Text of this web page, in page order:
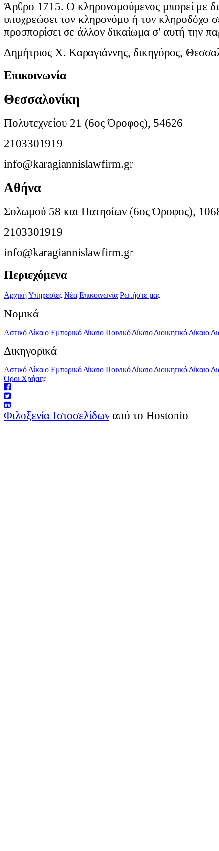
Άρθρο 1715. Ο κληρονομούμενος μπορεί με
υποχρεώσει τον κληρονόμο ή τον κληροδόχο
προσπορίσει σε άλλον δικαίωμα σ' αυτή την
Δημήτριος Χ. Καραγιάννης, δικηγόρος,
Επικοινωνία
Θεσσαλονίκη
Πολυτεχνείου 21 (6ος Όροφος), 54626
2103301919
info@karagiannislawfirm.gr
Αθήνα
Σολωμού 58 και Πατησίων (6ος Όροφος),
2103301919
info@karagiannislawfirm.gr
Περιεχόμενα
ΑρχικήΥπηρεσίες Νέα Επικοινωνία Ρωτήστε μας
Νομικά
Αστικό Δίκαιο Εμπορικό Δίκαιο Ποινικό Δίκαιο Διοικητικό Δίκαιο
Δικηγορικά
Αστικό Δίκαιο Εμπορικό Δίκαιο Ποινικό Δίκαιο Διοικητικό Δίκαιο
Όροι Χρήσης
Φιλοξενία Ιστοσελίδων από το Hostonio